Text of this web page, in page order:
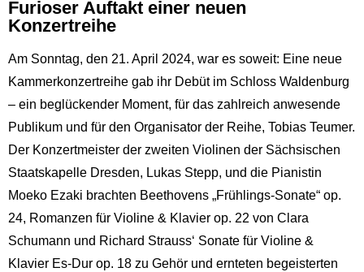
Furioser Auftakt einer neuen
Konzertreihe
Am Sonntag, den 21. April 2024, war es soweit: Eine neue
Kammerkonzertreihe gab ihr Debüt im Schloss Waldenburg
– ein beglückender Moment, für das zahlreich anwesende
Publikum und für den Organisator der Reihe, Tobias Teumer.
Der Konzertmeister der zweiten Violinen der Sächsischen
Staatskapelle Dresden, Lukas Stepp, und die Pianistin
Moeko Ezaki brachten Beethovens „Frühlings-Sonate“ op.
24, Romanzen für Violine & Klavier op. 22 von Clara
Schumann und Richard Strauss‘ Sonate für Violine &
Klavier Es-Dur op. 18 zu Gehör und ernteten begeisterten